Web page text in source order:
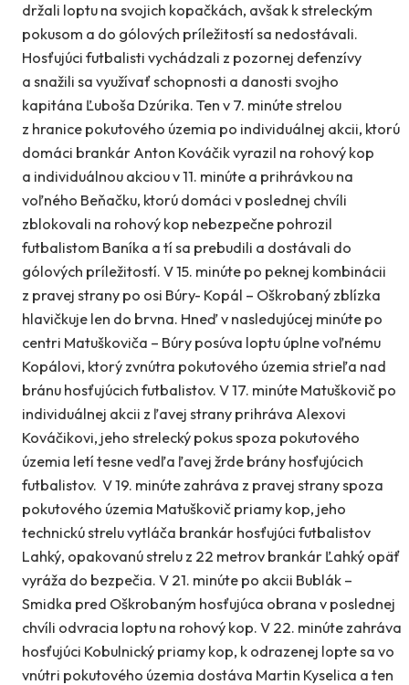
držali loptu na svojich kopačkách, avšak k streleckým
pokusom a do gólových príležitostí sa nedostávali.
Hosťujúci futbalisti vychádzali z pozornej defenzívy
a snažili sa využívať schopnosti a danosti svojho
kapitána Ľuboša Dzúrika. Ten v 7. minúte strelou
z hranice pokutového územia po individuálnej akcii, ktorú
domáci brankár Anton Kováčik vyrazil na rohový kop
a individuálnou akciou v 11. minúte a prihrávkou na
voľného Beňačku, ktorú domáci v poslednej chvíli
zblokovali na rohový kop nebezpečne pohrozil
futbalistom Baníka a tí sa prebudili a dostávali do
gólových príležitostí. V 15. minúte po peknej kombinácii
z pravej strany po osi Búry- Kopál – Oškrobaný zblízka
hlavičkuje len do brvna. Hneď v nasledujúcej minúte po
centri Matuškoviča – Búry posúva loptu úplne voľnému
Kopálovi, ktorý zvnútra pokutového územia strieľa nad
bránu hosťujúcich futbalistov. V 17. minúte Matuškovič po
individuálnej akcii z ľavej strany prihráva Alexovi
Kováčikovi, jeho strelecký pokus spoza pokutového
územia letí tesne vedľa ľavej žrde brány hosťujúcich
futbalistov. V 19. minúte zahráva z pravej strany spoza
pokutového územia Matuškovič priamy kop, jeho
technickú strelu vytláča brankár hosťujúci futbalistov
Lahký, opakovanú strelu z 22 metrov brankár Ľahký opäť
vyráža do bezpečia. V 21. minúte po akcii Bublák –
Smidka pred Oškrobaným hosťujúca obrana v poslednej
chvíli odvracia loptu na rohový kop. V 22. minúte zahráva
hosťujúci Kobulnický priamy kop, k odrazenej lopte sa vo
vnútri pokutového územia dostáva Martin Kyselica a ten